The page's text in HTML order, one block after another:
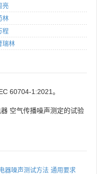
亮
林
程
瑞林
60704-1:2021。
空气传播噪声测定的试验
器噪声测试方法 通用要求